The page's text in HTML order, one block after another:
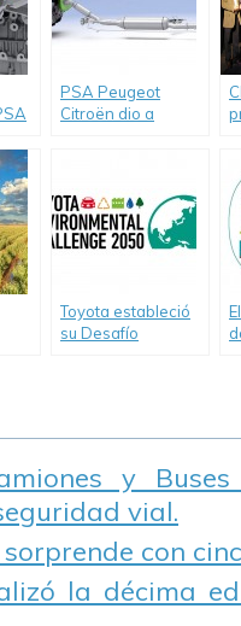
PSA Peugeot
Citroën dio a
Toyota estableció
su Desafío
y
vial.
con
la décima